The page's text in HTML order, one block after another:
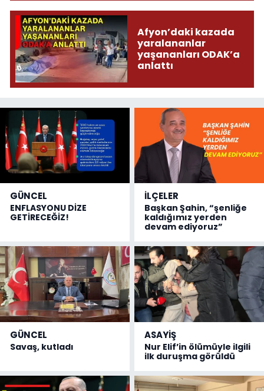
Afyon’daki kazada
yaralananlar
yaşananları ODAK’a
anlattı
GÜNCEL
ENFLASYONU DİZE
GETİRECEĞİZ!
İLÇELER
Başkan Şahin, “şenliğe
kaldığımız yerden
devam ediyoruz”
GÜNCEL
Savaş, kutladı
ASAYİŞ
Nur Elif’in ölümüyle ilgili
ilk duruşma görüldü